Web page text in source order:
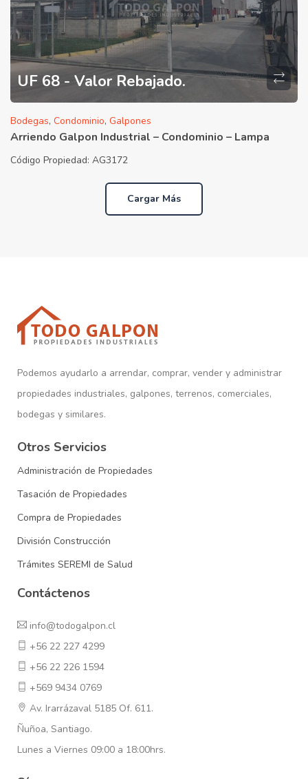
UF 68 - Valor Rebajado.
Bodegas, Condominio, Galpones
Arriendo Galpon Industrial – Condominio – Lampa
Código Propiedad: AG3172
Cargar Más
Podemos ayudarlo a arrendar, comprar, vender y administrar
propiedades industriales, galpones, terrenos, comerciales,
bodegas y similares.
Otros Servicios
Administración de Propiedades
Tasación de Propiedades
Compra de Propiedades
División Construcción
Trámites SEREMI de Salud
Contáctenos
info@todogalpon.cl
+56 22 227 4299
+56 22 226 1594
+569 9434 0769
Av. Irarrázaval 5185 Of. 611.
Ñuñoa, Santiago.
Lunes a Viernes 09:00 a 18:00hrs.